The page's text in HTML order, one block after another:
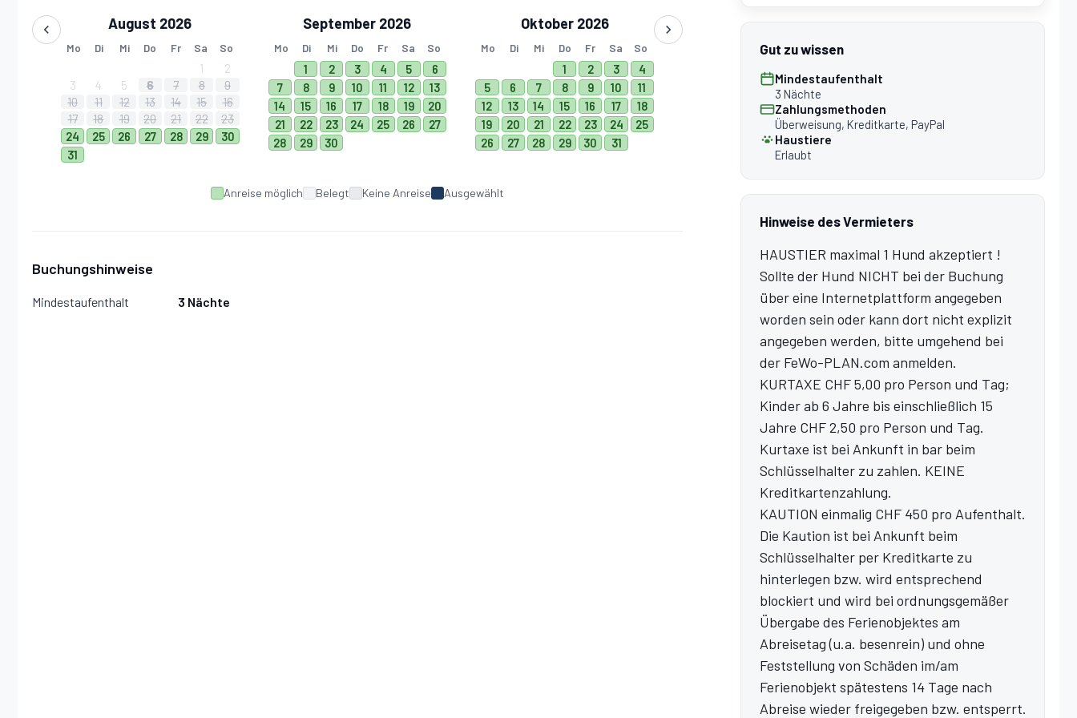
August 2026
Mo Di Mi Do Fr Sa So
1
2
3
4 5 6 7 8
9
10
11 12 13 14 15
16
17
18 19 20 21 22
23
24
25 26 27 28 29
30
31
September 2026
Mo Di Mi Do Fr Sa So
1 2 3 4 5
6
7
8 9 10 11 12
13
14
15 16 17 18 19
20
21
22 23 24 25 26
27
28
29 30
Oktober 2026
Mo Di Mi Do Fr Sa So
1 2 3
4
5
6 7 8 9 10
11
12
13 14 15 16 17
18
19
20 21 22 23 24
25
26
27 28 29 30 31
Anreise möglich Belegt Keine Anreise Ausgewählt
Buchungshinweise
Mindestaufenthalt 3 Nächte
Gut zu wissen
Mindestaufenthalt
3 Nächte
Zahlungsmethoden
Überweisung, Kreditkarte, PayPal
Haustiere
Erlaubt
Hinweise des Vermieters
HAUSTIER maximal 1 Hund akzeptiert !
Sollte der Hund NICHT bei der Buchung
über eine Internetplattform angegeben
worden sein oder kann dort nicht explizit
angegeben werden, bitte umgehend bei
der FeWo-PLAN.com anmelden.
KURTAXE CHF 5,00 pro Person und Tag;
Kinder ab 6 Jahre bis einschließlich 15
Jahre CHF 2,50 pro Person und Tag.
Kurtaxe ist bei Ankunft in bar beim
Schlüsselhalter zu zahlen. KEINE
Kreditkartenzahlung.
KAUTION einmalig CHF 450 pro Aufenthalt.
Die Kaution ist bei Ankunft beim
Schlüsselhalter per Kreditkarte zu
hinterlegen bzw. wird entsprechend
blockiert und wird bei ordnungsgemäßer
Übergabe des Ferienobjektes am
Abreisetag (u.a. besenrein) und ohne
Feststellung von Schäden im/am
Ferienobjekt spätestens 14 Tage nach
Abreise wieder freigegeben bzw. entsperrt.